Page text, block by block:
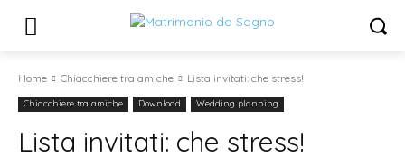
Home Chiacchiere tra amiche Lista invitati: che stress!
Chiacchiere tra amiche Download Wedding planning
Lista invitati: che stress!